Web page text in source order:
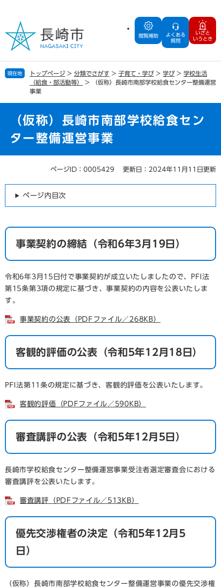
の
で
す
ー
ば
し
閲覧補助
よくある
質問
いざと
いうとき
現在地 トップページ > 分類でさがす > 子育て・学び > 学び > 学校生活
（給食・部活動等）
>
（仮称）長崎市南部学校給食センター整備運営
事業
（仮称）長崎市南部学校給食セン
ター整備運営事業
ページID：0005429 更新日：2024年11月11日更新
ページ内目次
事業契約の締結（令和6年3月19日）
令和6年3月15日付で事業契約が成立いたしましたので、PFI法
第15条第3項の規定に基づき、事業契約の内容を公表いたしま
す。
事業契約の公表（PDFファイル／268KB）
客観的評価の公表（令和5年12月18日）
PFI法第11条の規定に基づき、客観的評価を公表いたします。
客観的評価（PDFファイル／590KB）
審査講評の公表（令和5年12月5日）
長崎市学校給食センター整備運営事業受注者選定審査会における
審査講評を公表いたします。
審査講評（PDFファイル／513KB）
優先交渉権者の決定（令和5年12月5
日）
（仮称）長崎市南部学校給食センター整備運営事業の優先交渉権